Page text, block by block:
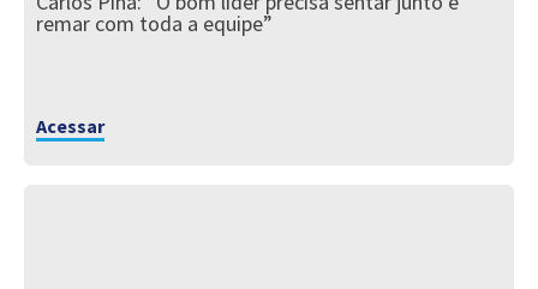
remar com toda a equipe”
Acessar